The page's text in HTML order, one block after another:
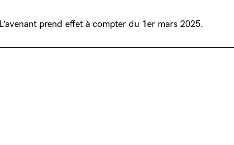
L’avenant prend effet à compter du 1er mars 2025.